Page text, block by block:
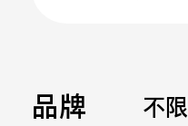
品牌 不限